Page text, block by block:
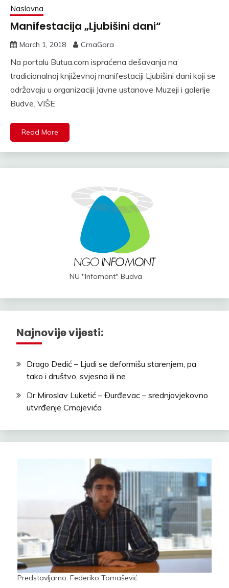
Naslovna
Manifestacija „Ljubišini dani“
March 1, 2018 CrnaGora
Na portalu Butua.com ispraćena dešavanja na
tradicionalnoj književnoj manifestaciji Ljubišini dani koji se
održavaju u organizaciji Javne ustanove Muzeji i galerije
Budve. VIŠE
Read More
NU "Infomont" Budva
Najnovije vijesti:
Drago Dedić – Ljudi se deformišu starenjem, pa
tako i društvo, svjesno ili ne
Dr Miroslav Luketić – Đurđevac – srednjovjekovno
utvrđenje Crnojevića
Predstavljamo: Federiko Tomašević